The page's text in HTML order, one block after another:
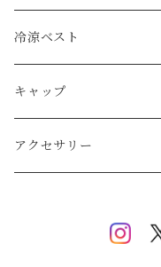
冷涼ベスト
キャップ
マルチホルダーキャップ
アクセサリー